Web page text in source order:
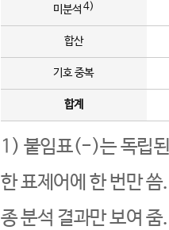
미분석 4)
합산
기호 중복
합계
1) 붙임표(-)는 독립된
한 표제어에 한 번만
종 분석 결과만 보여